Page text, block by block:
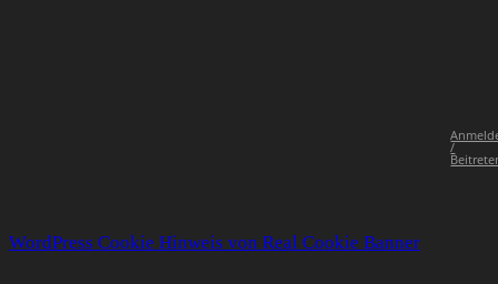
/
WordPress Cookie Hinweis von Real Cookie Banner